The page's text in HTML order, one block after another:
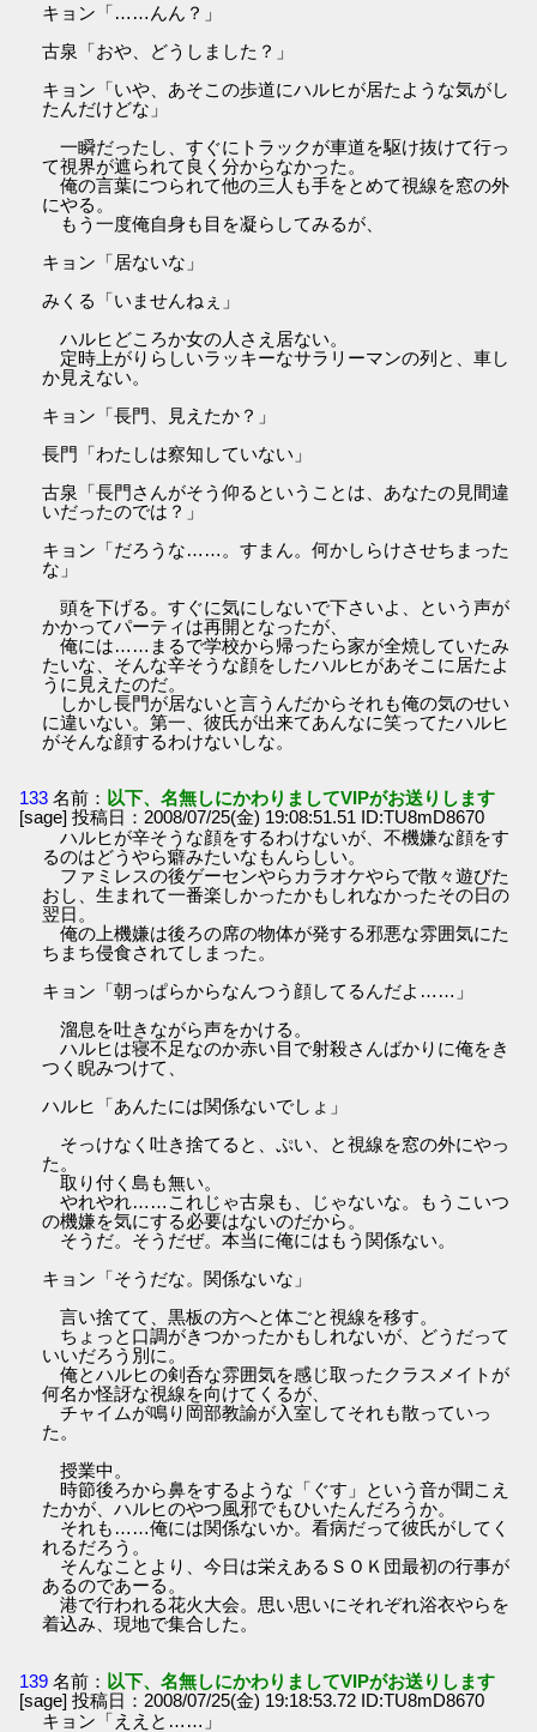
キョン「……んん？」
古泉「おや、どうしました？」
キョン「いや、あそこの歩道にハルヒが居たような気がし
たんだけどな」
一瞬だったし、すぐにトラックが車道を駆け抜けて行っ
て視界が遮られて良く分からなかった。
俺の言葉につられて他の三人も手をとめて視線を窓の外
にやる。
もう一度俺自身も目を凝らしてみるが、
キョン「居ないな」
みくる「いませんねぇ」
ハルヒどころか女の人さえ居ない。
定時上がりらしいラッキーなサラリーマンの列と、車し
か見えない。
キョン「長門、見えたか？」
長門「わたしは察知していない」
古泉「長門さんがそう仰るということは、あなたの見間違
いだったのでは？」
キョン「だろうな……。すまん。何かしらけさせちまった
な」
頭を下げる。すぐに気にしないで下さいよ、という声が
かかってパーティは再開となったが、
俺には……まるで学校から帰ったら家が全焼していたみ
たいな、そんな辛そうな顔をしたハルヒがあそこに居たよ
うに見えたのだ。
しかし長門が居ないと言うんだからそれも俺の気のせい
に違いない。第一、彼氏が出来てあんなに笑ってたハルヒ
がそんな顔するわけないしな。
133 名前： 以下、名無しにかわりましてVIPがお送りします
[sage] 投稿日：2008/07/25(金) 19:08:51.51 ID:TU8mD8670
ハルヒが辛そうな顔をするわけないが、不機嫌な顔をす
るのはどうやら癖みたいなもんらしい。
ファミレスの後ゲーセンやらカラオケやらで散々遊びた
おし、生まれて一番楽しかったかもしれなかったその日の
翌日。
俺の上機嫌は後ろの席の物体が発する邪悪な雰囲気にた
ちまち侵食されてしまった。
キョン「朝っぱらからなんつう顔してるんだよ……」
溜息を吐きながら声をかける。
ハルヒは寝不足なのか赤い目で射殺さんばかりに俺をき
つく睨みつけて、
ハルヒ「あんたには関係ないでしょ」
そっけなく吐き捨てると、ぷい、と視線を窓の外にやっ
た。
取り付く島も無い。
やれやれ……これじゃ古泉も、じゃないな。もうこいつ
の機嫌を気にする必要はないのだから。
そうだ。そうだぜ。本当に俺にはもう関係ない。
キョン「そうだな。関係ないな」
言い捨てて、黒板の方へと体ごと視線を移す。
ちょっと口調がきつかったかもしれないが、どうだって
いいだろう別に。
俺とハルヒの剣呑な雰囲気を感じ取ったクラスメイトが
何名か怪訝な視線を向けてくるが、
チャイムが鳴り岡部教諭が入室してそれも散っていっ
た。
授業中。
時節後ろから鼻をするような「ぐす」という音が聞こえ
たかが、ハルヒのやつ風邪でもひいたんだろうか。
それも……俺には関係ないか。看病だって彼氏がしてく
れるだろう。
そんなことより、今日は栄えあるＳＯＫ団最初の行事が
あるのであーる。
港で行われる花火大会。思い思いにそれぞれ浴衣やらを
着込み、現地で集合した。
139 名前： 以下、名無しにかわりましてVIPがお送りします
[sage] 投稿日：2008/07/25(金) 19:18:53.72 ID:TU8mD8670
キョン「ええと……」